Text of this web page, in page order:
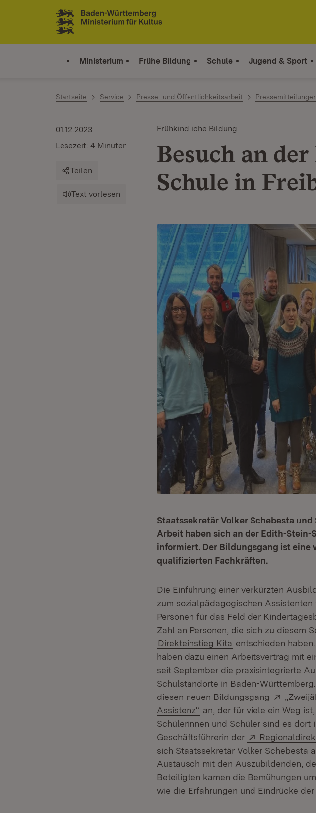
Zum Inhalt springen
Link zur Startseite
Ministerium Frühe Bildung Schule Jugend & Sport
Startseite Service Presse- und Öffentlichkeitsarbeit Pressemitteilungen
Frühkindliche Bildung
Besuch an
Schule in
01.12.2023
Lesezeit: 4 Minuten
Teilen
Text vorlesen
Staatssekretär Volker Schebesta
Arbeit haben sich an der Edith-
informiert. Der Bildungsgang ist
qualifizierten Fachkräften.
Die Einführung einer verkürzten
zum sozialpädagogischen
Personen für das Feld der
Zahl an Personen, die sich zu diesem
Direkteinstieg Kita entschieden
haben dazu einen Arbeitsvertrag mit
seit September die praxisintegrierte
Schulstandorte in Baden-
diesen neuen Bildungsgang
Extern:
Assistenz“ (Öffnet in neuem Fenster)
an, der für viele ein Weg
Schülerinnen und Schüler sind es dort
Geschäftsführerin der
Extern:
sich Staatssekretär Volker Schebesta
Austausch mit den Auszubildenden,
Beteiligten kamen die Bemühungen
wie die Erfahrungen und Eindrücke